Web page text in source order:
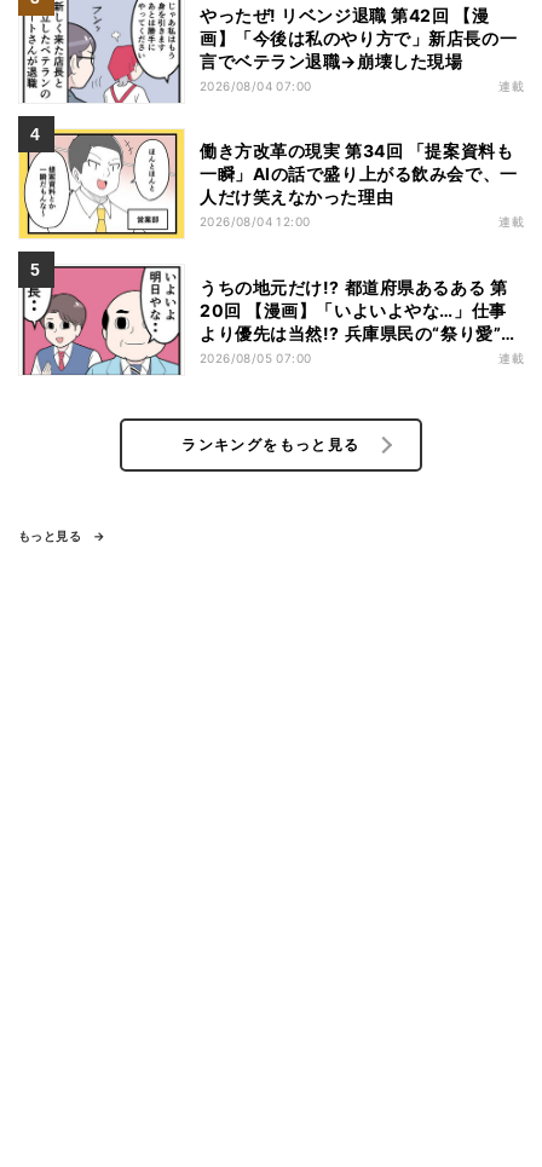
やったぜ! リベンジ退職 第42回 【漫
画】「今後は私のやり方で」新店長の一
言でベテラン退職→崩壊した現場
2026/08/04 07:00 連載
働き方改革の現実 第34回 「提案資料も
一瞬」AIの話で盛り上がる飲み会で、一
人だけ笑えなかった理由
2026/08/04 12:00 連載
うちの地元だけ!? 都道府県あるある 第
20回 【漫画】「いよいよやな…」仕事
より優先は当然!? 兵庫県民の“祭り愛”が
熱すぎた
2026/08/05 07:00 連載
ランキングをもっと見る
もっと見る